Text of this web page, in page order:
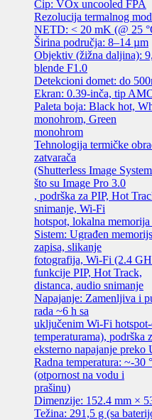
Čip: VOx uncooled FPA
Rezolucija termalnog
NETD: < 20 mK (@ 25
Širina područja: 8–14 µm
Objektiv (žižna daljina):
blende F1.0
Detekcioni domet: do
Ekran: 0.39-inča, tip
Paleta boja: Black hot,
monohrom, Green
monohrom
Tehnologija termičke
zatvarača
(Shutterless Image
što su Image Pro 3.0
, podrška za PIP, Hot
snimanje, Wi-Fi
hotspot, lokalna memorija
Sistem: Ugrađen
zapisa, slikanje
fotografija, Wi-Fi (2.4
funkcije PIP, Hot Track,
distanca, audio snimanje
Napajanje: Zamenljiva i
rada ~6 h sa
uključenim Wi-Fi
temperaturama), podrška
eksterno napajanje
Radna temperatura: ~-30
(otpornost na vodu i
prašinu)
Dimenzije: 152.4 mm ×
Težina: 291,5 g (sa